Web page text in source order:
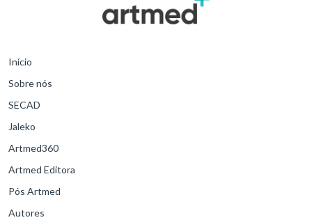
Início
Sobre nós
SECAD
Jaleko
Artmed360
Artmed Editora
Pós Artmed
Autores